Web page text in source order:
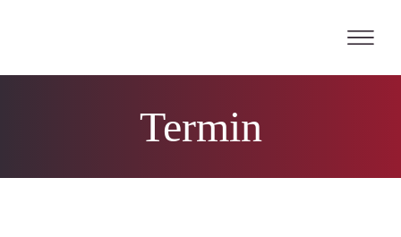
content
Termin